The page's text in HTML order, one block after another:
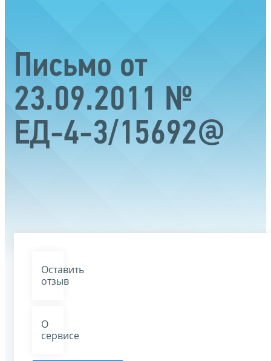
Письмо от
23.09.2011 №
ЕД-4-3/15692@
Оставить
отзыв
О
сервисе